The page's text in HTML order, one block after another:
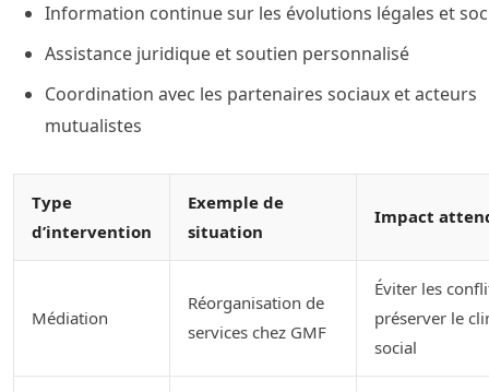
Information continue sur les évolutions légales et
Assistance juridique et soutien personnalisé
Coordination avec les partenaires sociaux et acteurs
mutualistes
Type
d’intervention
Exemple de
situation
Impact
Médiation
Réorganisation de
services chez GMF
Éviter les
préserver le
social